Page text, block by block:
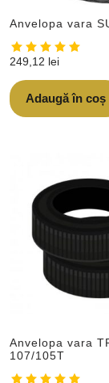
Anvelopa vara
249,12 lei
Adaugă în coș
Anvelopa vara
107/105T